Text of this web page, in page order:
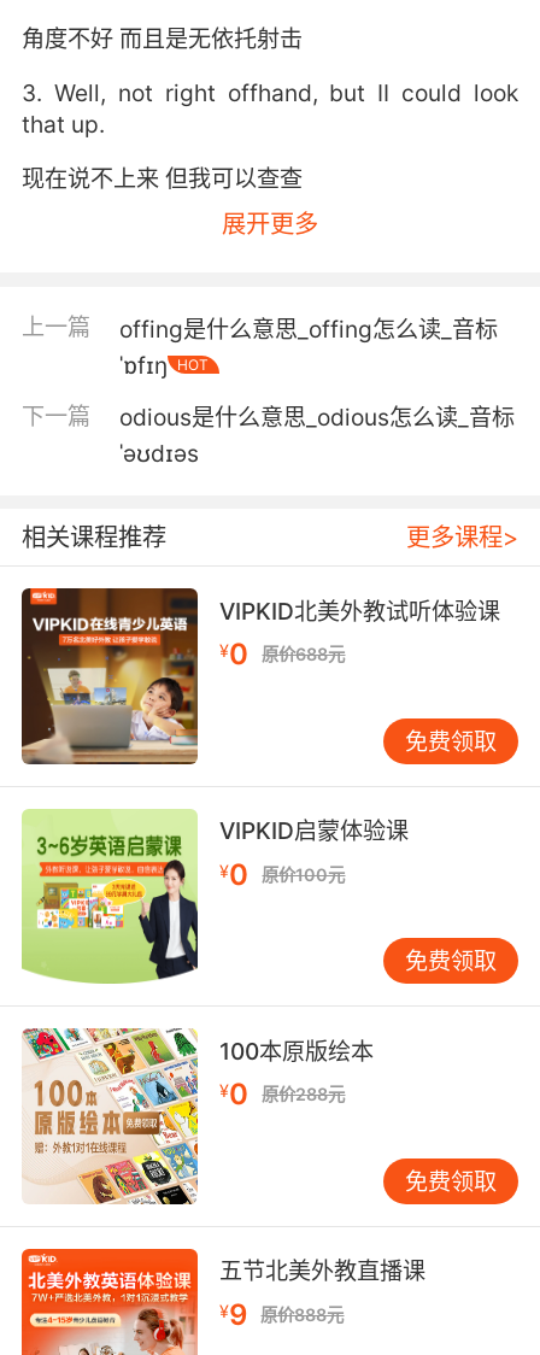
角度不好 而且是无依托射击
3. Well, not right offhand, but II could look
that up.
现在说不上来 但我可以查查
4. No, no, I can, I can use my offhand to fire.
5. offhand, I'd say we're being sucked into a
weird portal thingy.
不知道 不过我们好像正在 被吸入一个奇怪的传送
offhand, this kind of testing can run you
hundreds of thousands of dollars.
我无法给你确切报价 但是这种检验 粗估要花你几
十万元
展开更多
上一篇
offing是什么意思_offing怎么读_音标
ˈɒfɪŋ
HOT
下一篇
odious是什么意思_odious怎么读_音标
ˈəʊdɪəs
相关课程推荐 更多课程>
VIPKID北美外教试听体验课
¥0 原价688元
免费领取
VIPKID启蒙体验课
¥0 原价100元
免费领取
100本原版绘本
¥0 原价288元
免费领取
五节北美外教直播课
¥9 原价888元